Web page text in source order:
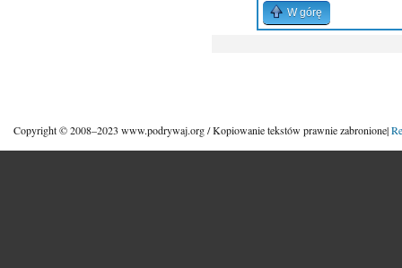
W górę
Copyright © 2008–2023 www.podrywaj.org / Kopiowanie tekstów prawnie zabronione|